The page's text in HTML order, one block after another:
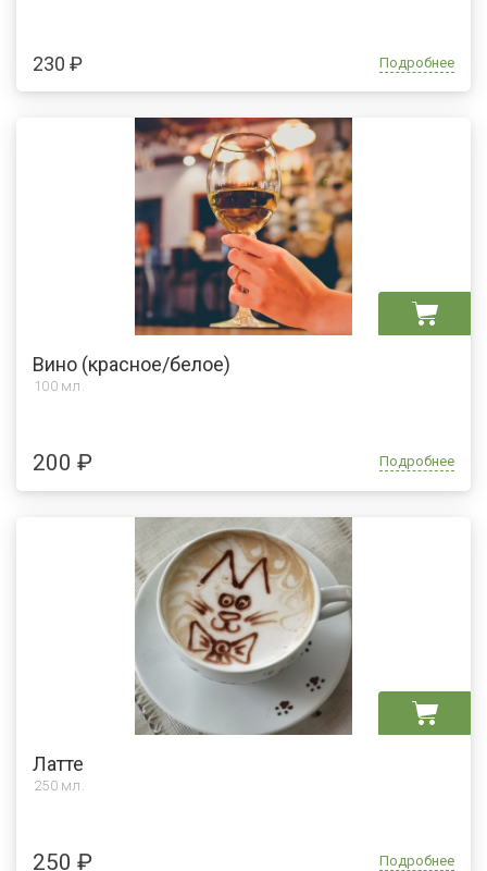
230 ₽ Подробнее
Вино (красное/белое)
100 мл.
200 ₽ Подробнее
Латте
250 мл.
250 ₽ Подробнее